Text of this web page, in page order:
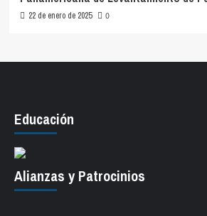
22 de enero de 2025 0
Educación
Alianzas y Patrocinios